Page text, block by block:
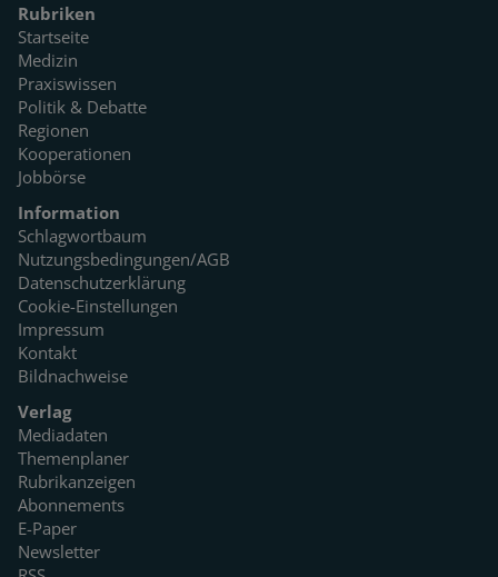
Rubriken
Startseite
Medizin
Praxiswissen
Politik & Debatte
Regionen
Kooperationen
Jobbörse
Information
Schlagwortbaum
Nutzungsbedingungen/AGB
Datenschutzerklärung
Cookie-Einstellungen
Impressum
Kontakt
Bildnachweise
Verlag
Mediadaten
Themenplaner
Rubrikanzeigen
Abonnements
E-Paper
Newsletter